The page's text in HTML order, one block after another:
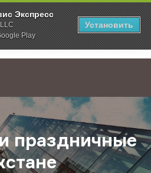
Экспресс
Play
Установить
Выходные и праздничные дни в
праздничные